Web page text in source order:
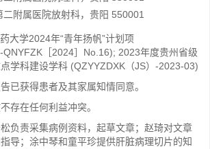
二附属医院放射科，贵阳 550001
大学2024年“青年扬帆”计划项
［2024］No.16); 2023年度贵州省级
学科建设学科 (QZYYZDXK（JS）-2023-03)
已获得患者及其家属知情同意。
存在任何利益冲突。
负责采集病例资料，起草文章；赵琦对文章
导；涂中琴和童平珍提供肝脏病理切片的知